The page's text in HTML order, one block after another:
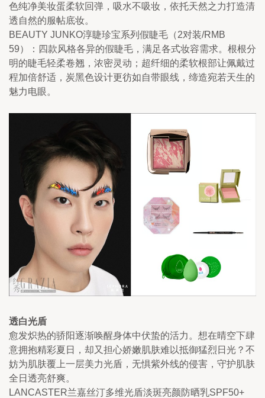
色纯净美妆蛋柔软回弹，吸水不吸妆，依托天然之力打造清
透自然的服帖底妆。
BEAUTY JUNKO淳睫珍宝系列假睫毛（2对装/RMB
59）：四款风格各异的假睫毛，满足各式妆容需求。根根分
明的睫毛轻柔卷翘，浓密灵动；超纤细的柔软根部让佩戴过
程加倍舒适，炭黑色设计更彷如自带眼线，缔造宛若天生的
魅力电眼。
透白光盾
愈发炽热的骄阳逐渐唤醒身体中伏蛰的活力。想在晴空下肆
意拥抱精彩夏日，却又担心娇嫩肌肤难以抵御猛烈日光？不
妨为肌肤覆上一层美力光盾，无惧紫外线的侵害，守护肌肤
全日透亮舒爽。
LANCASTER兰嘉丝汀多维光盾淡斑亮颜防晒乳SPF50+